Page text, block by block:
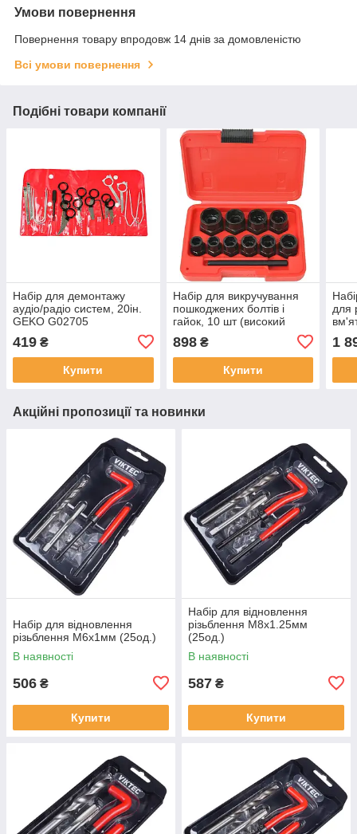
Умови повернення
Повернення товару впродовж 14 днів за домовленістю
Всі умови повернення
Подібні товари компанії
Набір для демонтажу
аудіо/радіо систем, 20ін.
GEKO G02705
419 ₴
Купити
Набір для викручування
пошкоджених болтів і
гайок, 10 шт (високий
898₴
Купити
для
1
Акційні пропозиції та новинки
Набір для відновлення
різьблення М6x1мм (25од.)
В наявності
506 ₴
Купити
Набір для відновлення
різьблення М8x1.25мм
(25од.)
В наявності
587 ₴
Купити